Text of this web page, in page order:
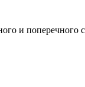
и поперечного